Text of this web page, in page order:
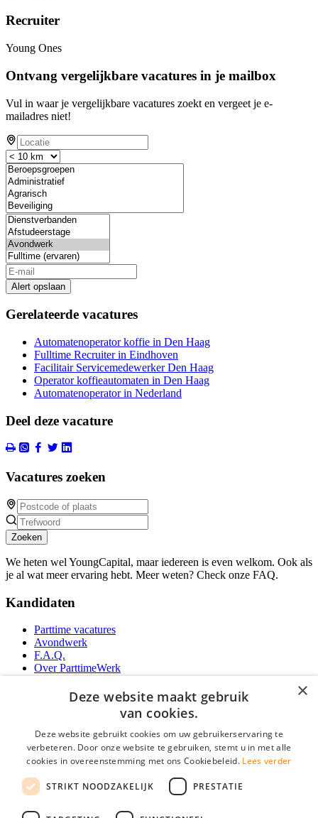
Recruiter
Young Ones
Ontvang vergelijkbare vacatures in je mailbox
Vul in waar je vergelijkbare vacatures zoekt en vergeet je e-
mailadres niet!
Alert opslaan
Gerelateerde vacatures
Automatenoperator koffie in Den Haag
Fulltime Recruiter in Eindhoven
Facilitair Servicemedewerker Den Haag
Operator koffieautomaten in Den Haag
Automatenoperator in Nederland
Deel deze vacature
Vacatures zoeken
Zoeken
We heten wel YoungCapital, maar iedereen is even welkom. Ook als
je al wat meer ervaring hebt. Meer weten? Check onze FAQ.
Kandidaten
Parttime vacatures
Avondwerk
F.A.Q.
Over ParttimeWerk
YoungCapital Android App
Parttime personeel
Vacature aanmelden
Partners
×
Deze website maakt gebruik
van cookies.
Deze website gebruikt cookies om uw gebruikerservaring te
verbeteren. Door onze website te gebruiken, stemt u in met alle
cookies in overeenstemming met ons Cookiebeleid. Lees verder
STRIKT NOODZAKELIJK PRESTATIE